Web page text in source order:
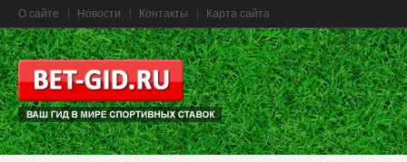
О сайте Новости Контакты Карта сайта